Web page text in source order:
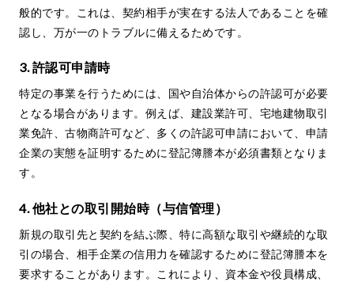
般的です。これは、契約相手が実在する法人であることを確
認し、万が一のトラブルに備えるためです。
3. 許認可申請時
特定の事業を行うためには、国や自治体からの許認可が必要
となる場合があります。例えば、建設業許可、宅地建物取引
業免許、古物商許可など、多くの許認可申請において、申請
企業の実態を証明するために登記簿謄本が必須書類となりま
す。
4. 他社との取引開始時（与信管理）
新規の取引先と契約を結ぶ際、特に高額な取引や継続的な取
引の場合、相手企業の信用力を確認するために登記簿謄本を
要求することがあります。これにより、資本金や役員構成、